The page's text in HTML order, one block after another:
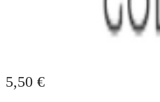
5,50 €